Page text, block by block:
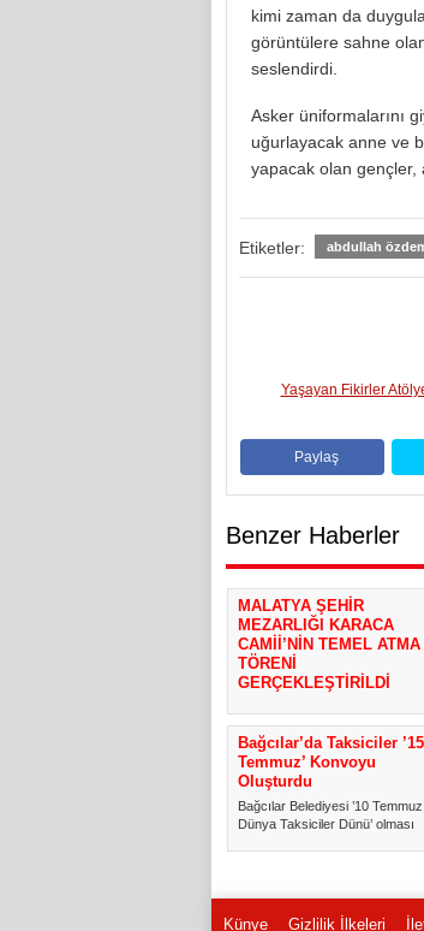
kimi zaman da
görüntülere sahne
seslendirdi.
Asker üniformalarını
uğurlayacak anne ve
yapacak olan gençler,
Etiketler: abdullah
Yaşayan Fikirler
Paylaş
Benzer Haberler
MALATYA ŞEHİR
MEZARLIĞI KARACA
CAMİİ’NİN TEMEL ATMA
TÖRENİ
GERÇEKLEŞTİRİLDİ
TÖRENİ DUALARLA
GERÇEKLEŞTİRİLDİ MİAD
(Malatyalı İş İnsanları...
Bağcılar’da Taksiciler ’15
Temmuz’ Konvoyu
Oluşturdu
Bağcılar Belediyesi ’10 Temmuz
Dünya Taksiciler Dünü’ olması
Künye Gizlilik İlkeleri